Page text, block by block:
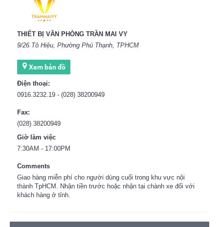
THIẾT BỊ VĂN PHÒNG TRẦN MAI VY
9/26 Tô Hiệu, Phường Phú Thạnh, TPHCM
Xem bản đồ
Điện thoại:
0916.3232.19 - (028) 38200949
Fax:
(028) 38200949
Giờ làm việc
7:30AM - 17:00PM
Comments
Giao hàng miễn phí cho người dùng cuối trong khu vực nội
thành TpHCM. Nhận tiền trước hoặc nhận tại chành xe đối với
khách hàng ở tỉnh.